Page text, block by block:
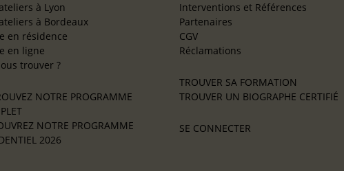
à Lyon
à Bordeaux
en résidence
en ligne
trouver ?
NOTRE PROGRAMME
NOTRE PROGRAMME
2026
Interventions et Références
Partenaires
CGV
Réclamations
TROUVER SA FORMATION
TROUVER UN BIOGRAPHE CERTIFIÉ
SE CONNECTER